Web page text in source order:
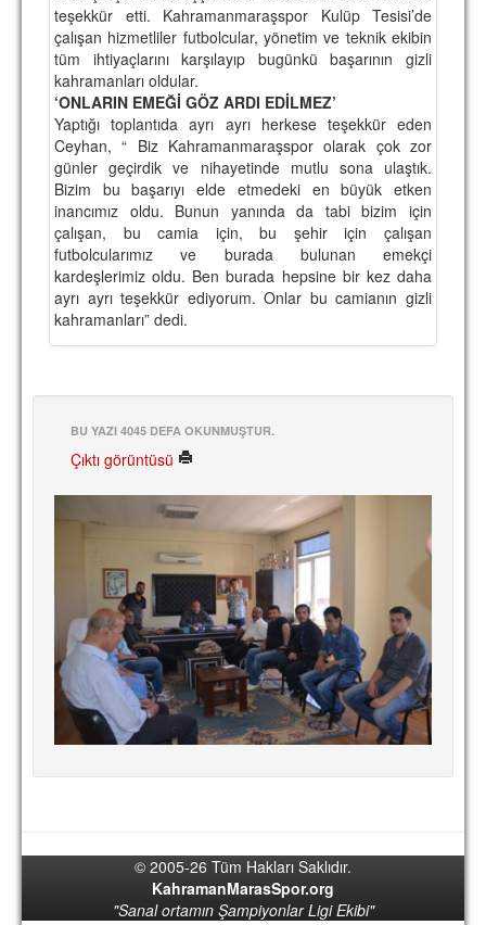
LİSANSLI ÜRÜNLER
MULTİMEDYA
FOTOĞRAF & VİDEOLAR
MARŞ & TEZAHÜRATLAR
KULÜP
AMBLEM
SPOR TESİSLERİ
YÖNETİM KURULU
TARİHÇE
TARİHİ BAŞARILAR
BASINDAN
ESKi BAŞKANLAR
ESKİ HOCALAR
HAKKIMIZDA
MİSYON
REKLAM YAYINI
teşekkür etti. Kahramanmaraşspor Kulüp Tesisi’de
çalışan hizmetliler futbolcular, yönetim ve teknik ekibin
tüm ihtiyaçlarını karşılayıp bugünkü başarının gizli
kahramanları oldular.
‘ONLARIN EMEĞİ GÖZ ARDI EDİLMEZ’
Yaptığı toplantıda ayrı ayrı herkese teşekkür eden
Ceyhan, “ Biz Kahramanmaraşspor olarak çok zor
günler geçirdik ve nihayetinde mutlu sona ulaştık.
Bizim bu başarıyı elde etmedeki en büyük etken
inancımız oldu. Bunun yanında da tabi bizim için
çalışan, bu camia için, bu şehir için çalışan
futbolcularımız ve burada bulunan emekçi
kardeşlerimiz oldu. Ben burada hepsine bir kez daha
ayrı ayrı teşekkür ediyorum. Onlar bu camianın gizli
kahramanları” dedi.
BU YAZI 4045 DEFA OKUNMUŞTUR.
Çıktı görüntüsü
© 2005-26 Tüm Hakları Saklıdır.
KahramanMarasSpor.org
"Sanal ortamın Şampiyonlar Ligi Ekibi"